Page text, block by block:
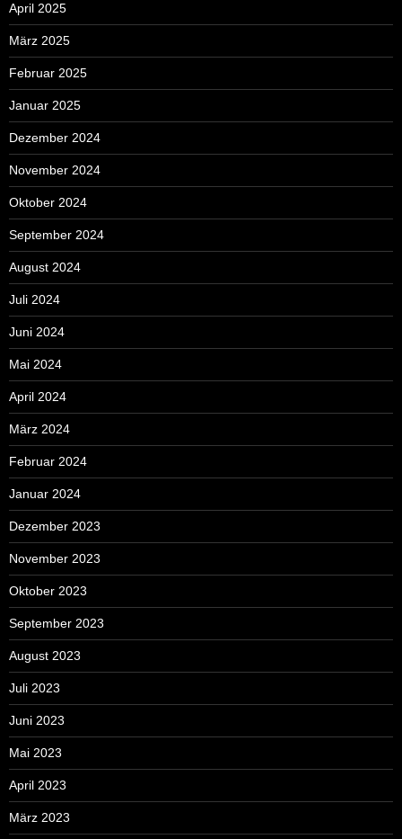
April 2025
März 2025
Februar 2025
Januar 2025
Dezember 2024
November 2024
Oktober 2024
September 2024
August 2024
Juli 2024
Juni 2024
Mai 2024
April 2024
März 2024
Februar 2024
Januar 2024
Dezember 2023
November 2023
Oktober 2023
September 2023
August 2023
Juli 2023
Juni 2023
Mai 2023
April 2023
März 2023